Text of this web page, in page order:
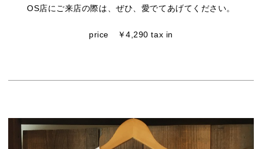
OS店にご来店の際は、ぜひ、愛でてあげてください。
price ￥4,290 tax in